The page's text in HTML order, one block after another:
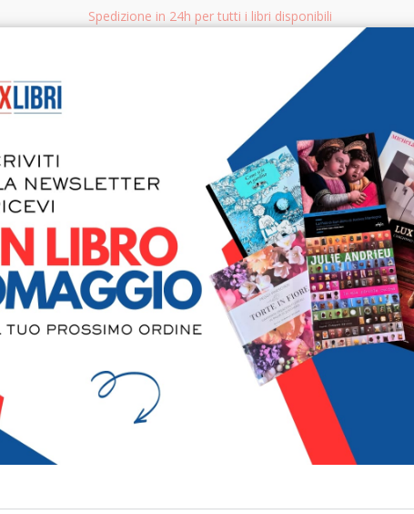
Spedizione in 24h per tutti i libri disponibili
CERCA
LIBRI PER BAMBINI E RAGAZZI MANUALI - GUIDE - CORSI
Colline
€ 10,00